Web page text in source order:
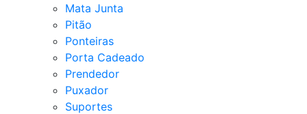
Mata Junta
Pitão
Ponteiras
Porta Cadeado
Prendedor
Puxador
Suportes